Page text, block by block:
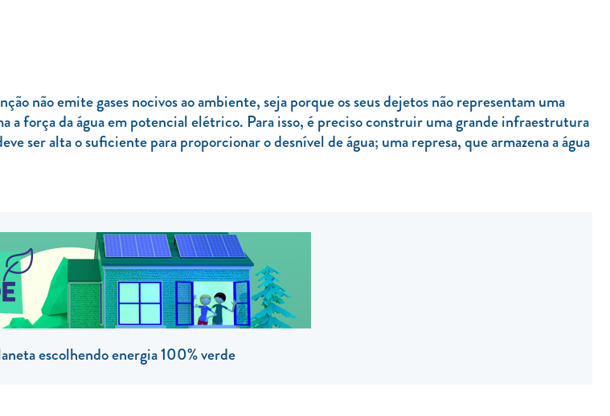
não emite gases nocivos ao ambiente, seja porque os seus dejetos não representam uma
a força da água em potencial elétrico. Para isso, é preciso construir uma grande infraestrutura
ser alta o suficiente para proporcionar o desnível de água; uma represa, que armazena a água
escolhendo energia 100% verde